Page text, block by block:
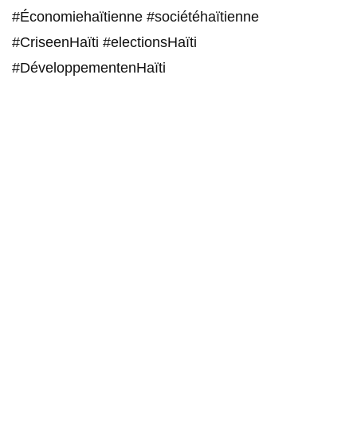
#Économiehaïtienne #sociétéhaïtienne
#CriseenHaïti #electionsHaïti
#DéveloppementenHaïti